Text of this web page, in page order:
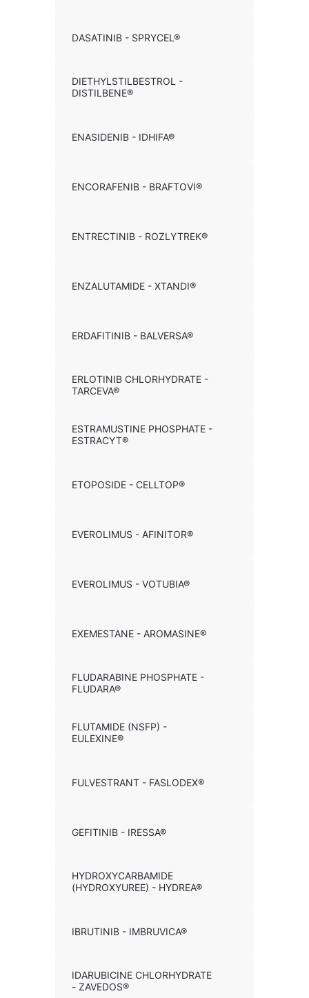
DASATINIB - SPRYCEL®
DIETHYLSTILBESTROL -
DISTILBENE®
ENASIDENIB - IDHIFA®
ENCORAFENIB - BRAFTOVI®
ENTRECTINIB - ROZLYTREK®
ENZALUTAMIDE - XTANDI®
ERDAFITINIB - BALVERSA®
ERLOTINIB CHLORHYDRATE -
TARCEVA®
ESTRAMUSTINE PHOSPHATE -
ESTRACYT®
ETOPOSIDE - CELLTOP®
EVEROLIMUS - AFINITOR®
EVEROLIMUS - VOTUBIA®
EXEMESTANE - AROMASINE®
FLUDARABINE PHOSPHATE -
FLUDARA®
FLUTAMIDE (NSFP) -
EULEXINE®
FULVESTRANT - FASLODEX®
GEFITINIB - IRESSA®
HYDROXYCARBAMIDE
(HYDROXYUREE) - HYDREA®
IBRUTINIB - IMBRUVICA®
IDARUBICINE CHLORHYDRATE
- ZAVEDOS®